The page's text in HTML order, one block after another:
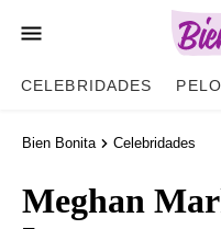
CELEBRIDADES PELO
Bien Bonita Celebridades
Meghan